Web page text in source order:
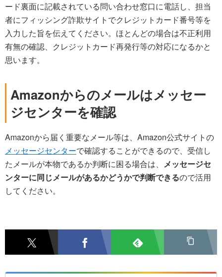
ード裏面に記載されている問い合わせ窓口に電話し、担当
者にフィッシング詐欺サイトでクレジットカード番号等を
入力した旨を伝えてください。ほとんどの場合は不正利用
有無の確認、クレジットカード再発行等の対応になるかと
思います。
Amazonからのメールはメッセー
ジセンターを確認
Amazonから届く重要なメール等は、Amazon公式サイトの
メッセージセンターで確認することができるので、受信し
たメールが本物であるか判断に困る場合は、 メッセージセ
ンターに同じメールがあるかどうかで判断できるので活用
してください。